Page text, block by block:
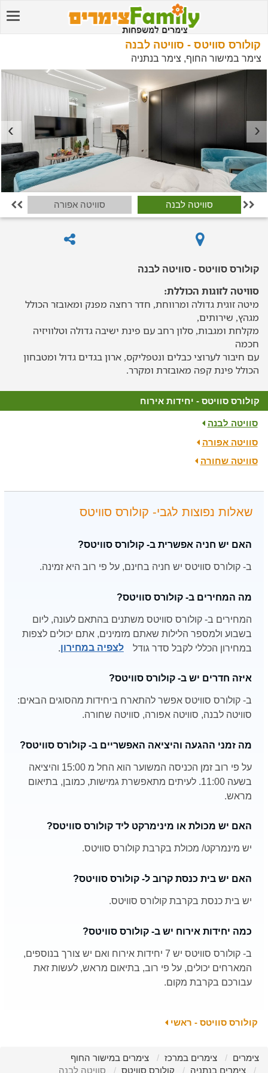
קולורס סוויטס - סוויטה לבנה
צימר במישור החוף, צימר בנתניה
סוויטה לבנה סוויטה אפורה 

קולורס סוויטס - סוויטה לבנה
סוויטה לזוגות הכוללת:
מיטה זוגית גדולה ומרווחת, חדר רחצה מפנק ומאובזר הכולל
מגהץ, שירותים,
מקלחת ומגבות, סלון רחב עם פינת ישיבה גדולה וטלוויזיה
חכמה
עם חיבור לערוצי כבלים ונטפליקס, ארון בגדים גדול ומטבחון
הכולל פינת קפה מאובזרת ומקרר.
קולורס סוויטס - יחידות אירוח
סוויטה לבנה
סוויטה אפורה
סוויטה שחורה
שאלות נפוצות לגבי- קולורס סוויטס
האם יש חניה אפשרית ב- קולורס סוויטס?
ב- קולורס סוויטס יש חניה בחינם, על פי רוב היא זמינה.
מה המחירים ב- קולורס סוויטס?
המחירים ב- קולורס סוויטס משתנים בהתאם לעונה, ליום
בשבוע ולמספר הלילות שאתם מזמינים, אתם יכולים לצפות
במחירון הכללי לקבל סדר גודל
לצפיה במחירון.
איזה חדרים יש ב- קולורס סוויטס?
ב- קולורס סוויטס אפשר להתארח ביחידות מהסוגים הבאים:
סוויטה לבנה, סוויטה אפורה, סוויטה שחורה.
מה זמני ההגעה והיציאה האפשריים ב- קולורס סוויטס?
על פי רוב זמן הכניסה המשוער הוא החל מ 15:00 והיציאה
בשעה 11:00. לעיתים מתאפשרת גמישות, כמובן, בתיאום
מראש.
האם יש מכולת או מינימרקט ליד קולורס סוויטס?
יש מינמרקט/ מכולת בקרבת קולורס סוויטס.
האם יש בית כנסת קרוב ל- קולורס סוויטס?
יש בית כנסת בקרבת קולורס סוויטס.
כמה יחידות אירוח יש ב- קולורס סוויטס?
ב- קולורס סוויטס יש 7 יחידות אירוח ואם יש צורך בנוספים,
המארחים יכולים, על פי רוב, בתיאום מראש, לעשות זאת
עבורכם בקרבת מקום.
קולורס סוויטס - ראשי
צימרים צימרים במרכז
צימרים במישור החוף
צימרים בנתניה
קולורס סוויטס סוויטה לבנה